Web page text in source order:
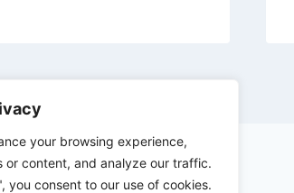
your browsing experience,
or content, and analyze our traffic.
you consent to our use of cookies.